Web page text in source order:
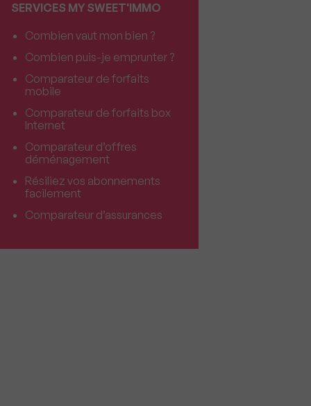
SERVICES MY SWEET'IMMO
Combien vaut mon bien ?
Combien puis-je emprunter ?
Comparateur de forfaits
mobile
Comparateur de forfaits box
Internet
Comparateur d’offres
déménagement
Résiliez vos abonnements
facilement
Comparateur d’assurances